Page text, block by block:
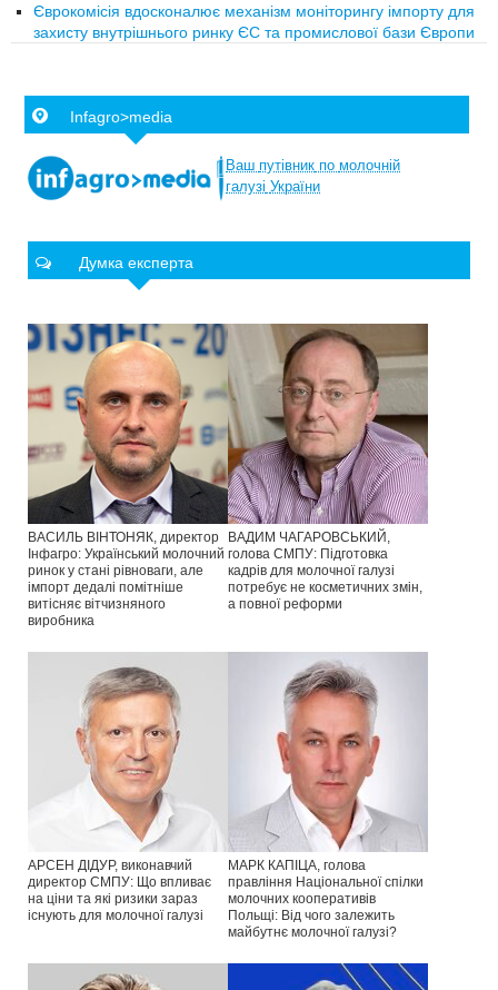
Єврокомісія вдосконалює механізм моніторингу імпорту для
захисту внутрішнього ринку ЄС та промислової бази Європи
Infagro>media
Ваш путівник по молочній
галузі України
Думка експерта
ВАСИЛЬ ВІНТОНЯК, директор
Інфагро: Український молочний
ринок у стані рівноваги, але
імпорт дедалі помітніше
витісняє вітчизняного
виробника
ВАДИМ ЧАГАРОВСЬКИЙ,
голова СМПУ: Підготовка
кадрів для молочної галузі
потребує не косметичних змін,
а повної реформи
АРСЕН ДІДУР, виконавчий
директор СМПУ: Що впливає
на ціни та які ризики зараз
існують для молочної галузі
МАРК КАПІЦА, голова
правління Національної спілки
молочних кооперативів
Польщі: Від чого залежить
майбутнє молочної галузі?